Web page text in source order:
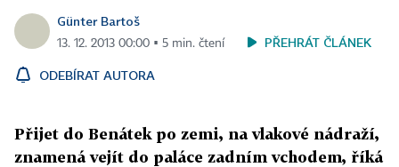
Günter Bartoš
13. 12. 2013 00:00 ▪ 5 min. čtení PŘEHRÁT ČLÁNEK
ODEBÍRAT AUTORA
Přijet do Benátek po zemi, na vlakové nádraží,
znamená vejít do paláce zadním vchodem, říká